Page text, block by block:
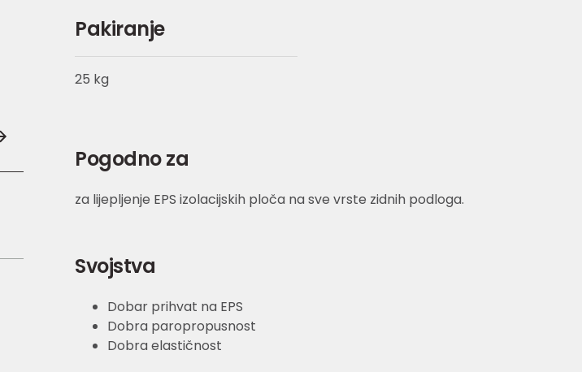
Pakiranje
25 kg
Pogodno za
za lijepljenje EPS izolacijskih ploča na sve vrste zidnih podloga.
Svojstva
Dobar prihvat na EPS
Dobra paropropusnost
Dobra elastičnost